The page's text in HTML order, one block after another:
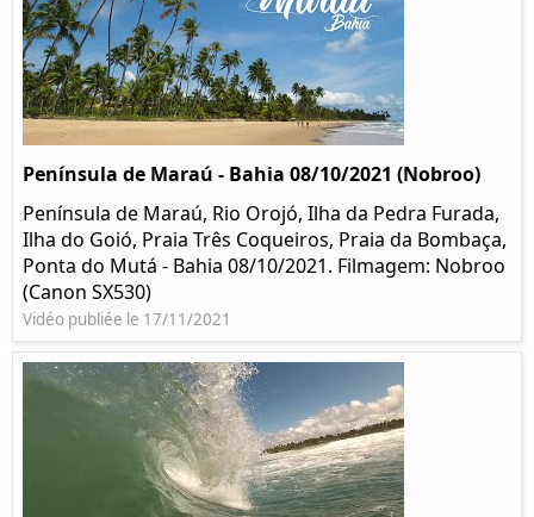
Península de Maraú - Bahia 08/10/2021 (Nobroo)
Península de Maraú, Rio Orojó, Ilha da Pedra Furada,
Ilha do Goió, Praia Três Coqueiros, Praia da Bombaça,
Ponta do Mutá - Bahia 08/10/2021. Filmagem: Nobroo
(Canon SX530)
Vidéo publiée le 17/11/2021